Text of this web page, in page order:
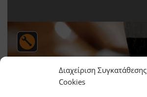
Διαχείριση Συγκατάθεσης
Cookies